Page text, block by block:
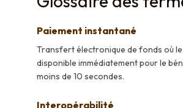
Paiement instantané
Transfert électronique de fonds où
disponible immédiatement pour le
moins de 10 secondes.
Interopérabilité